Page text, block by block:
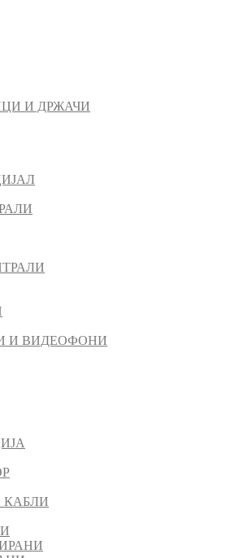
И ДРЖАЧИ
И ВИДЕОФОНИ
КАБЛИ